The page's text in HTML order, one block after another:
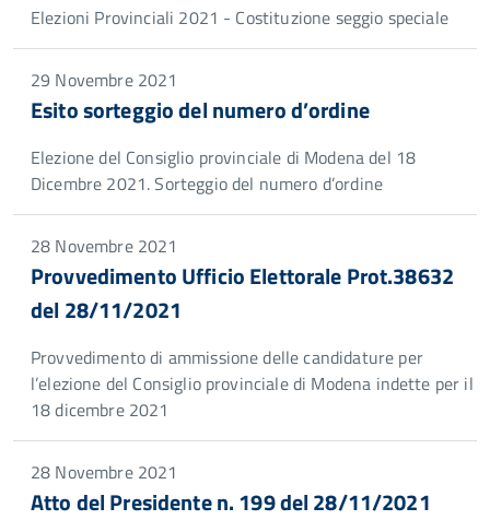
Elezioni Provinciali 2021 - Costituzione seggio speciale
29 Novembre 2021
Esito sorteggio del numero d’ordine
Elezione del Consiglio provinciale di Modena del 18
Dicembre 2021. Sorteggio del numero d’ordine
28 Novembre 2021
Provvedimento Ufficio Elettorale Prot.38632
del 28/11/2021
Provvedimento di ammissione delle candidature per
l’elezione del Consiglio provinciale di Modena indette per il
18 dicembre 2021
28 Novembre 2021
Atto del Presidente n. 199 del 28/11/2021